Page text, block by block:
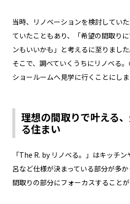
当時、リノベーションを検討してい
ていたこともあり、「希望の間取り
ンもいいかも」と考えるに至りました
そこで、調べていくうちにリノベる
ショールームへ見学に行くことにしま
理想の間取りで叶える
る住まい
「The R. by リノベる。」はキッチ
呂など仕様が決まっている部分が多
間取りの部分にフォーカスすることが